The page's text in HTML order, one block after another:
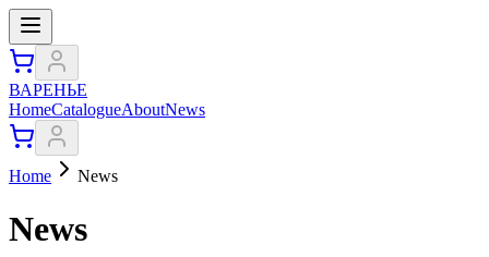
ВАРЕНЬЕ
HomeCatalogueAboutNews
Home News
News